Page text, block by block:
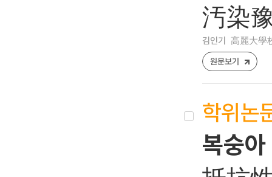
汚染
김인기 高麗大學
원문보기
학위논
복숭